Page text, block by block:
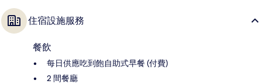
住宿設施服務
餐飲
每日供應吃到飽自助式早餐 (付費)
2 間餐廳